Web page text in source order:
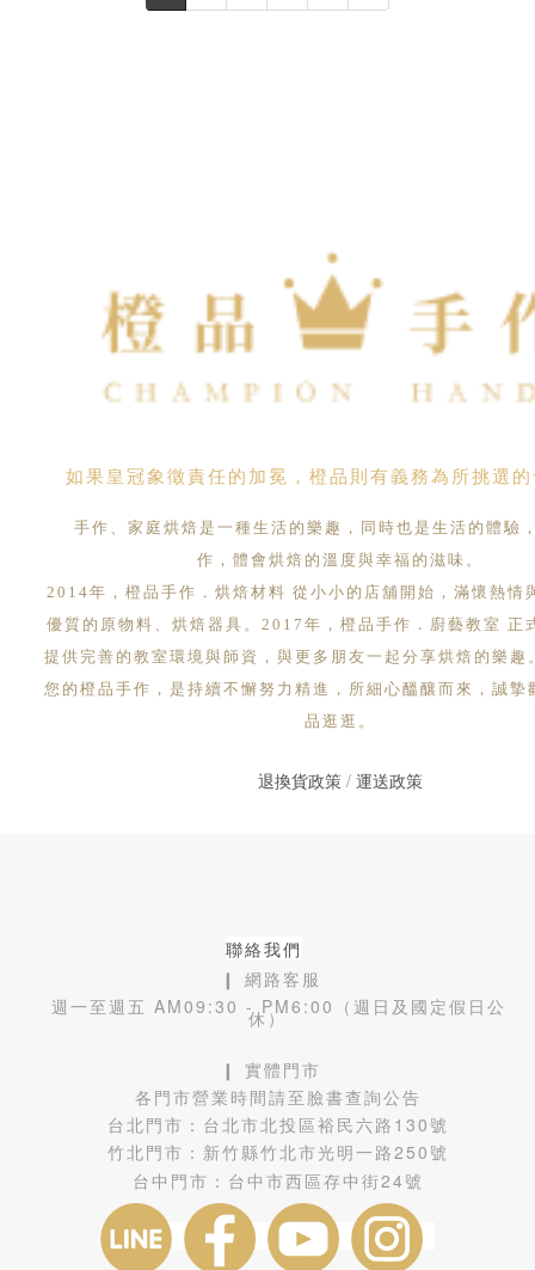
如果皇冠象徵責任的加冕，橙品則有義務為所挑選
手作、家庭烘焙是一種生活的樂趣，同時也是生活的體驗
作，體會烘焙的溫度與幸福的滋味。
2014年，橙品手作．烘焙材料 從小小的店舖開始，滿懷熱情
優質的原物料、烘焙器具。2017年，橙品手作．廚藝教室 正
提供完善的教室環境與師資，與更多朋友一起分享烘焙的樂趣
您的橙品手作，是持續不懈努力精進，所細心醞釀而來，誠摯
品逛逛。
退換貨政策/ 運送政策
聯絡我們
❙ 網路客服
週一至週五 AM09:30 - PM6:00（週日及國定假日公
休）
❙ 實體門市
各門市營業時間請至臉書查詢公告
台北門市： 台北市北投區裕民六路130號
竹北門市： 新竹縣竹北市光明一路250號
台中門市： 台中市西區存中街24號